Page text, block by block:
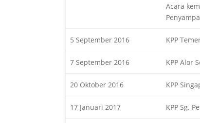
Acara
5 September 2016 KPP
7 September 2016 KPP Alor
20 Oktober 2016 KPP
17 Januari 2017 KPP Sg.